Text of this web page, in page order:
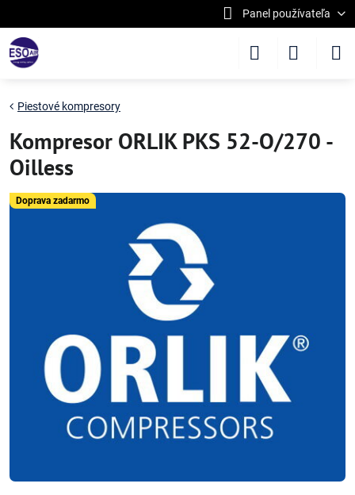
Panel používateľa
Doprava zadarmo
Piestové kompresory
Kompresor ORLIK PKS 52-O/270 -
Oilless